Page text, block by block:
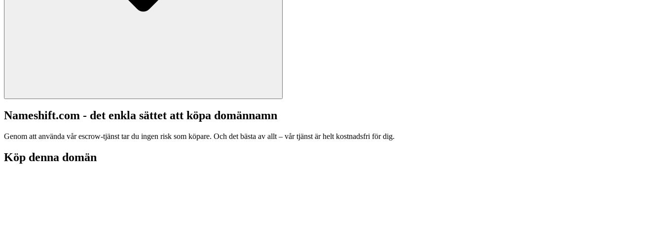
Nameshift.com - det enkla sättet att köpa domännamn
Genom att använda vår escrow-tjänst tar du ingen risk som köpare. Och det bästa av allt – vår tjänst är helt kostnadsfri för dig.
Köp denna domän